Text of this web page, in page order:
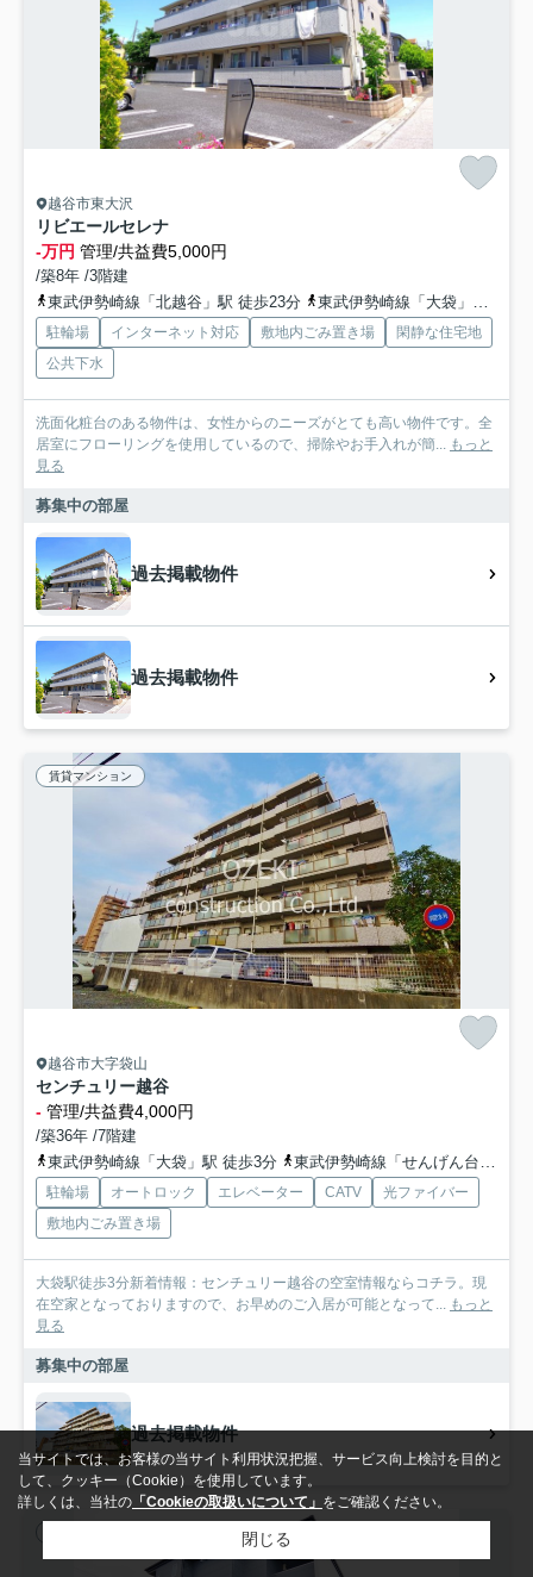
越谷市東大沢
リビエールセレナ
-万円 管理/共益費5,000円
/築8年 /3階建
東武伊勢崎線「北越谷」駅 徒歩23分
東武伊勢崎線「大袋」駅 徒歩31分
駐輪場 インターネット対応 敷地内ごみ置き場
閑静な住宅地
公共下水
洗面化粧台のある物件は、女性からのニーズがとても高い物件です。全
居室にフローリングを使用しているので、掃除やお手入れが簡...
もっと
見る
募集中の部屋
過去掲載物件
過去掲載物件
賃貸マンション
越谷市大字袋山
センチュリー越谷
- 管理/共益費4,000円
/築36年 /7階建
東武伊勢崎線「大袋」駅 徒歩3分
東武伊勢崎線「せんげん台」駅 徒歩22分
駐輪場 オートロック エレベーター CATV
光ファイバー
敷地内ごみ置き場
大袋駅徒歩3分新着情報：センチュリー越谷の空室情報ならコチラ。現
在空家となっておりますので、お早めのご入居が可能となって...
もっと
見る
募集中の部屋
過去掲載物件
当サイトでは、お客様の当サイト利用状況把握、サービス向上検討を目的と
して、クッキー（Cookie）を使用しています。
詳しくは、当社の 「Cookieの取扱いについて」 をご確認ください。
閉じる